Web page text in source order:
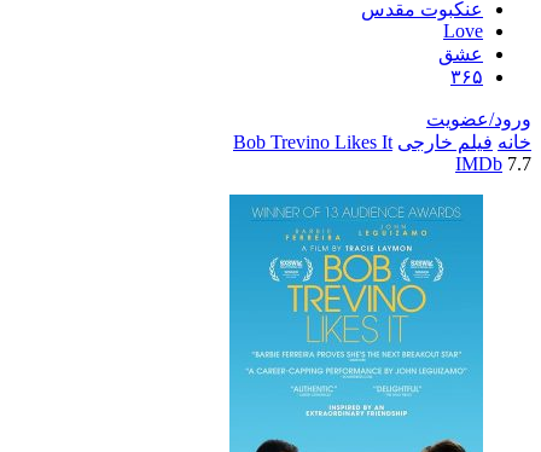
مقدس
خارجی Bob Trevino Likes It